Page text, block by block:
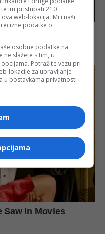
im pristupati 210
web-lokacija. Mi i naši
podatke o
osobne podatke na
ne slažete s tim, u
Potražite vezu pri
lokacije za upravljanje
u postavkama privatnosti i